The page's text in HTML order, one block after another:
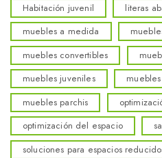
Habitación juvenil
literas
muebles a medida
muebles convertibles
muebles juveniles
muebles parchis
optimización del espacio
soluciones para espacios